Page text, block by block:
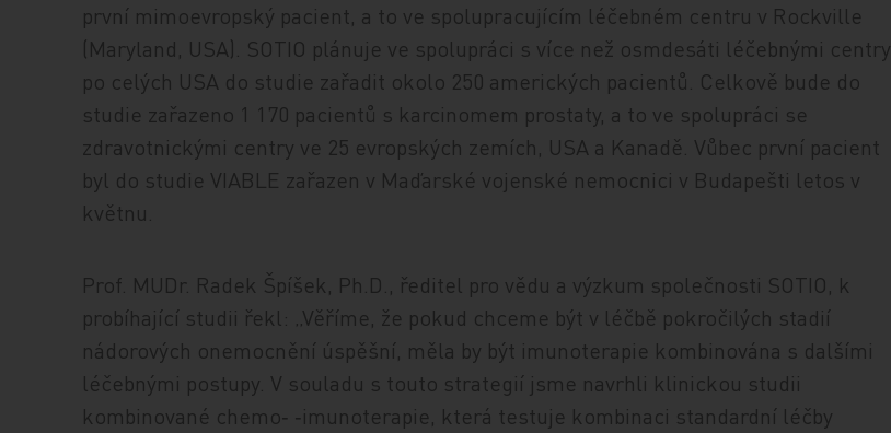
první mimoevropský pacient, a to ve spolupracujícím léčebném centru v Rockville
(Maryland, USA). SOTIO plánuje ve spolupráci s více než osmdesáti léčebnými centry
po celých USA do studie zařadit okolo 250 amerických pacientů. Celkově bude do
studie zařazeno 1 170 pacientů s karcinomem prostaty, a to ve spolupráci se
zdravotnickými centry ve 25 evropských zemích, USA a Kanadě. Vůbec první pacient
byl do studie VIABLE zařazen v Maďarské vojenské nemocnici v Budapešti letos v
květnu.
Prof. MUDr. Radek Špíšek, Ph.D., ředitel pro vědu a výzkum společnosti SOTIO, k
probíhající studii řekl: „Věříme, že pokud chceme být v léčbě pokročilých stadií
nádorových onemocnění úspěšní, měla by být imunoterapie kombinována s dalšími
léčebnými postupy. V souladu s touto strategií jsme navrhli klinickou studii
kombinované chemo‑ ‑imunoterapie, která testuje kombinaci standardní léčby